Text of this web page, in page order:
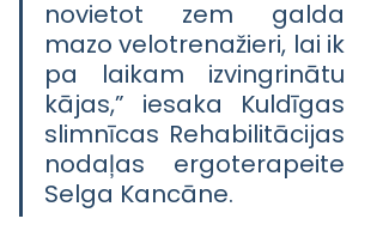
novietot zem galda
mazo velotrenažieri, lai ik
pa laikam izvingrinātu
kājas,” iesaka Kuldīgas
slimnīcas Rehabilitācijas
nodaļas ergoterapeite
Selga Kancāne.